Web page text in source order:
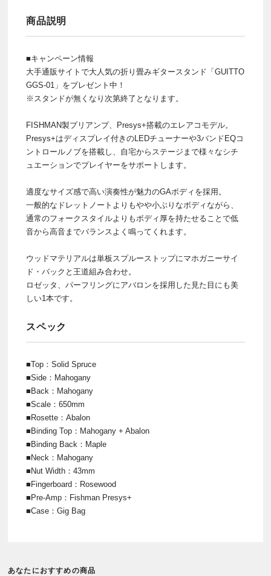
商品説明
■キャンペーン情報
大手通販サイトで大人気の折り畳みギタースタンド「GUITTO
GGS-01」をプレゼント中！
※スタンドが無くなり次第終了となります。
FISHMAN製プリアンプ、Presys+搭載のエレアコモデル。
Presys+はディスプレイ付きのLEDチューナーや3バンドEQコ
ントロールノブを搭載し、自宅からステージまで様々なシチ
ュエーションでプレイヤーをサポートします。
適度なサイズ感で高い演奏性が魅力のGAボディを採用。
一般的なドレットノートよりもやや小ぶりなボディながら、
通常のフォークスタイルよりもボディ厚を持たせることで低
音から高音までバランスよく鳴ってくれます。
ウッドマテリアルは単板スプルーストップにマホガニーサイ
ド・バックと王道組み合わせ。
ロゼッタ、パーフリングにアバロンを採用した見た目にも美
しい1本です。
スペック
■Top：Solid Spruce
■Side：Mahogany
■Back：Mahogany
■Scale：650mm
■Rosette：Abalon
■Binding Top：Mahogany + Abalon
■Binding Back：Maple
■Neck：Mahogany
■Nut Width：43mm
■Fingerboard：Rosewood
■Pre-Amp：Fishman Presys+
■Case：Gig Bag
あなたにおすすめの商品